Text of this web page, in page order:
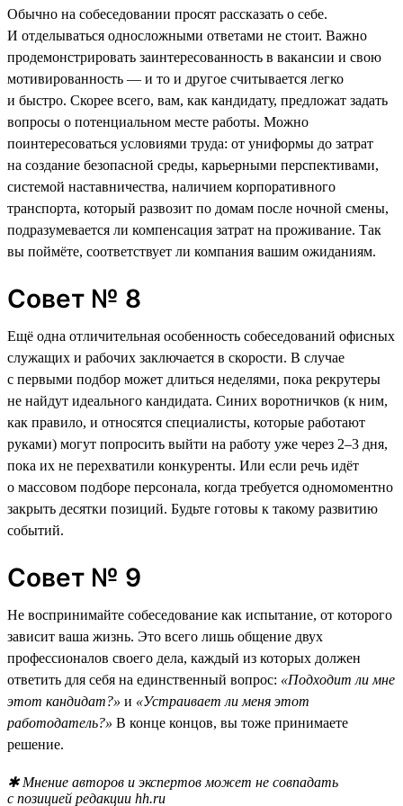
Обычно на собеседовании просят рассказать о себе.
И отделываться односложными ответами не стоит. Важно
продемонстрировать заинтересованность в вакансии и свою
мотивированность — и то и другое считывается легко
и быстро. Скорее всего, вам, как кандидату, предложат задать
вопросы о потенциальном месте работы. Можно
поинтересоваться условиями труда: от униформы до затрат
на создание безопасной среды, карьерными перспективами,
системой наставничества, наличием корпоративного
транспорта, который развозит по домам после ночной смены,
подразумевается ли компенсация затрат на проживание. Так
вы поймёте, соответствует ли компания вашим ожиданиям.
Совет № 8
Ещё одна отличительная особенность собеседований офисных
служащих и рабочих заключается в скорости. В случае
с первыми подбор может длиться неделями, пока рекрутеры
не найдут идеального кандидата. Синих воротничков (к ним,
как правило, и относятся специалисты, которые работают
руками) могут попросить выйти на работу уже через 2–3 дня,
пока их не перехватили конкуренты. Или если речь идёт
о массовом подборе персонала, когда требуется одномоментно
закрыть десятки позиций. Будьте готовы к такому развитию
событий.
Совет № 9
Не воспринимайте собеседование как испытание, от которого
зависит ваша жизнь. Это всего лишь общение двух
профессионалов своего дела, каждый из которых должен
ответить для себя на единственный вопрос: «Подходит ли мне
этот кандидат?» и «Устраивает ли меня этот
работодатель?» В конце концов, вы тоже принимаете
решение.
✱ Мнение авторов и экспертов может не совпадать
с позицией редакции hh.ru